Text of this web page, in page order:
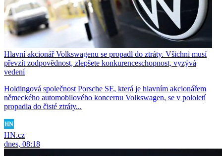
Hlavní akcionář Volkswagenu se propadl do ztráty. Všichni musí
převzít zodpovědnost, zlepšete konkurenceschopnost, vyzývá
vedení
Holdingová společnost Porsche SE, která je hlavním akcionářem
německého automobilového koncernu Volkswagen, se v pololetí
propadla do čisté ztráty...
HN.cz
dnes, 08:18